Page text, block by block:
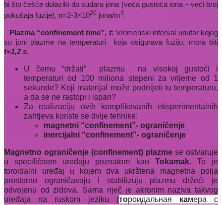
bi što češće dolazilo do sudara jona (veća gustoća iona – veći broj
pokušaja fuzije), n=2-3×1020 jona/m3.
Plazma “confinement time”, t:Vremenski interval unutar kojeg
su joni plazme na temperaturi
koja osigurava fuziju, mora biti
t=1,2 s.
U čemu “držati” plazmu
na visokoj gustoći i
temperaturi od 100 miliona stepeni za vrijeme od 1
sekunde? Koji materijal može podnijeti tu temperaturu,
a da se ne rastopi i ispari?
Za realizaciju ovih komplikovanih eksperimentalnih
zahtjeva koriste se dvije tehnike:
magnetni “confinement”- ograničenje
inercijalni “confinement”- ograničenje
Magnetno ograničenje (confinement) plazme se ostvaruje
u specifičnom uređaju poznatom kao Tokamak. To je
toroidalni uređaj u kojem dva ukrštena magnetna polja
prostorno ograničavaju i stabilizuju plazmu držeći je
odvojenu od zidova. Sama riječ je akronim naziva takvog
uređaja na ruskom jeziku (тороидальная камера с